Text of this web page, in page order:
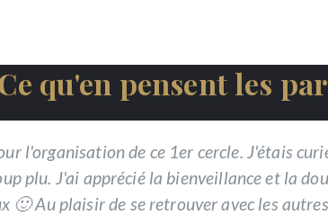
qu'en pensent les
l'organisation de ce 1er cercle. J'étais
plu. J'ai apprécié la bienveillance et la
🙂 Au plaisir de se retrouver avec les